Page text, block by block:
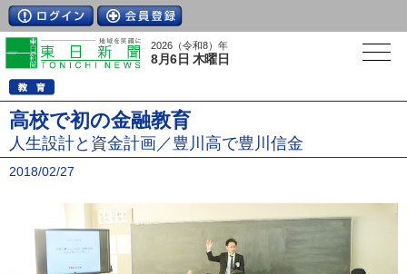
2026（令和8）年
8月6日 木曜日
高校で初の金融教育
人生設計と資金計画／豊川高で豊川信金
2018/02/27